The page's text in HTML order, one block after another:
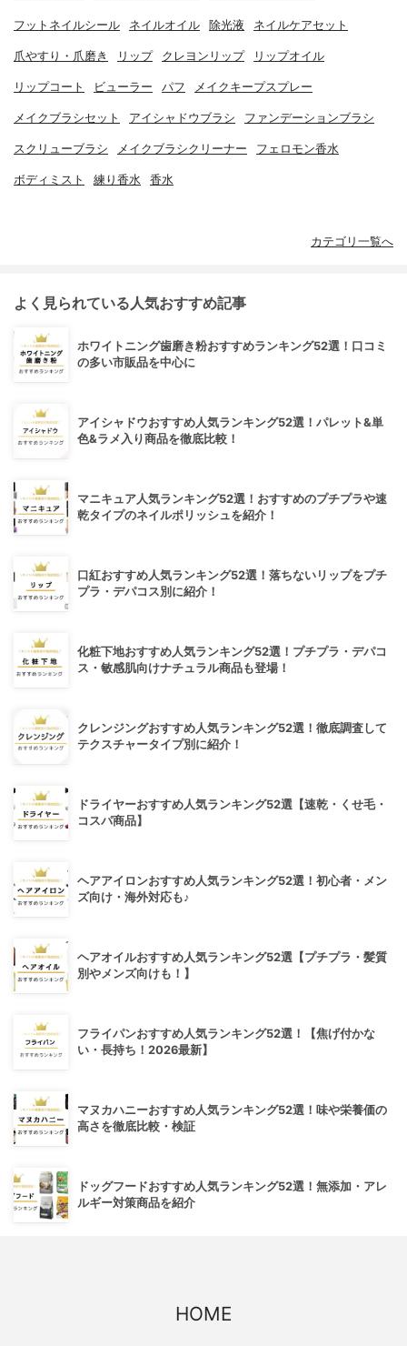
フットネイルシール ネイルオイル 除光液 ネイルケアセット
爪やすり・爪磨き リップ クレヨンリップ リップオイル
リップコート ビューラー パフ メイクキープスプレー
メイクブラシセット アイシャドウブラシ ファンデーションブラシ
スクリューブラシ メイクブラシクリーナー フェロモン香水
ボディミスト 練り香水 香水
カテゴリ一覧へ
よく見られている人気おすすめ記事
ホワイトニング歯磨き粉おすすめランキング52選！口コミ
の多い市販品を中心に
アイシャドウおすすめ人気ランキング52選！パレット&単
色&ラメ入り商品を徹底比較！
マニキュア人気ランキング52選！おすすめのプチプラや速
乾タイプのネイルポリッシュを紹介！
口紅おすすめ人気ランキング52選！落ちないリップをプチ
プラ・デパコス別に紹介！
化粧下地おすすめ人気ランキング52選！プチプラ・デパコ
ス・敏感肌向けナチュラル商品も登場！
クレンジングおすすめ人気ランキング52選！徹底調査して
テクスチャータイプ別に紹介！
ドライヤーおすすめ人気ランキング52選【速乾・くせ毛・
コスパ商品】
ヘアアイロンおすすめ人気ランキング52選！初心者・メン
ズ向け・海外対応も♪
ヘアオイルおすすめ人気ランキング52選【プチプラ・髪質
別やメンズ向けも！】
フライパンおすすめ人気ランキング52選！【焦げ付かな
い・長持ち！2026最新】
マヌカハニーおすすめ人気ランキング52選！味や栄養価の
高さを徹底比較・検証
ドッグフードおすすめ人気ランキング52選！無添加・アレ
ルギー対策商品を紹介
HOME